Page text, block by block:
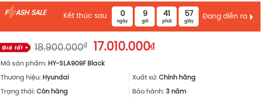
F ASH SALE Kết thúc sau 0
ngày
9
giờ
41
phút
57
giây
Đang diễn ra
18.900.000₫
Giá
gốc
là:
18.900.000₫.
17.010.000₫Giá
là:
17.010.000₫.
Mã sản phẩm: HY-SLA909F Black
Thương hiệu: Hyundai Xuất xứ: Chính hãng
Trạng thái: Còn hàng Bảo hành: 3 năm